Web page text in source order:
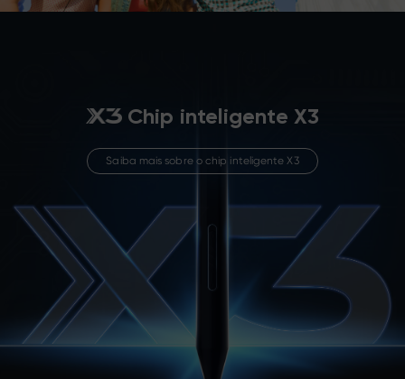
Chip inteligente X3
Saiba mais sobre o chip inteligente X3